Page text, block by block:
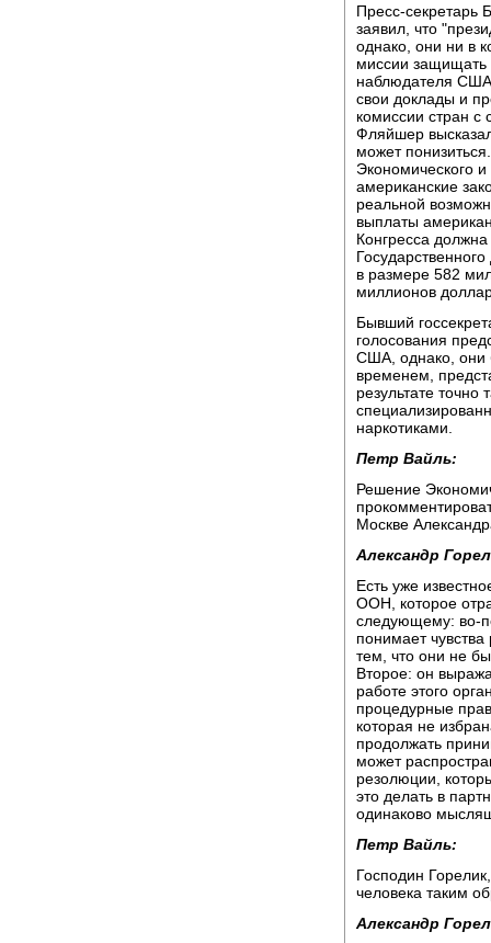
Пресс-
заявил, что
однако, они ни в
миссии защищать
наблюдателя США
свои доклады и
комиссии стран с
Фляйшер
может
Экономического
американские
реальной
выплаты
Конгресса
в размере 582
миллионов
Бывший
голосования
США, однако, они
временем,
результате
наркотиками.
Петр Вайль:
Решение
Москве
Александр
Есть уже
ООН, которое
следующему: во-
понимает
тем, что они не
Второе: он
работе этого
процедурные
которая не
продолжать
может
резолюции,
это делать в
одинаково
Петр Вайль:
Господин
человека таким
Александр